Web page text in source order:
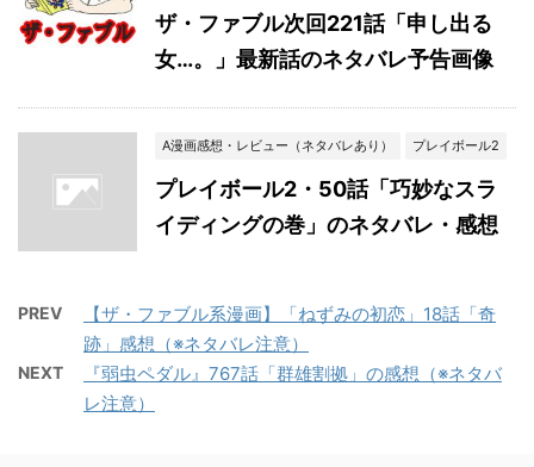
ザ・ファブル次回221話「申し出る
女…。」最新話のネタバレ予告画像
A漫画感想・レビュー（ネタバレあり） プレイボール2
プレイボール2・50話「巧妙なスラ
イディングの巻」のネタバレ・感想
PREV
【ザ・ファブル系漫画】「ねずみの初恋」18話「奇
跡」感想（※ネタバレ注意）
NEXT
『弱虫ペダル』767話「群雄割拠」の感想（※ネタバ
レ注意）